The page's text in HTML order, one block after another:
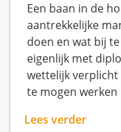
Een baan in de
aantrekkelijke
doen en wat bij
eigenlijk met
wettelijk
te mogen werken
Lees verder